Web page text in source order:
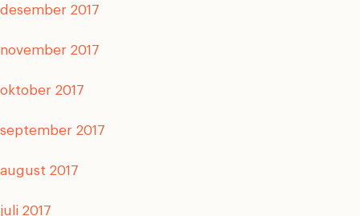
desember 2017
november 2017
oktober 2017
september 2017
august 2017
juli 2017